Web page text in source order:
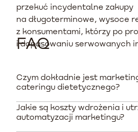
przekuć incydentalne zakupy
na długoterminowe, wysoce
z konsumentami, którzy po
i dopasowaniu serwowanych
FAQ
Czym dokładnie jest
cateringu dietetycznego?
To system pozwalający na
Jakie są koszty wdrożenia i
automatyzacji marketingu?